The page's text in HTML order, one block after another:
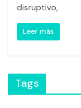
disruptivo,
Leer más
Tags